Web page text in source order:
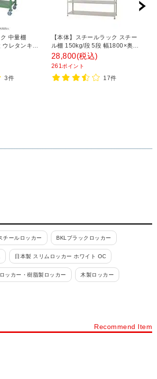
中量棚
レタンキャ
スチール棚 幅
1800mm キ
高さ200mm
3件
【本体】スチールラック スチー
ル棚 150kg/段 5段 幅1800×奥行
450×高さ1800mm
28,800(税込)
261ポイント
17件
チールロッカー BKLブラックロッカー
日本製 スリムロッカー ホワイト OC
ッカー・樹脂製ロッカー 木製ロッカー
Recommend Item